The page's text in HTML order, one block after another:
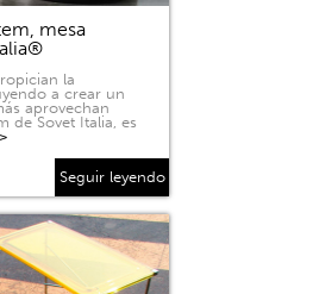
mesa
la
a crear un
aprovechan
de Sovet Italia, es
>
Seguir leyendo